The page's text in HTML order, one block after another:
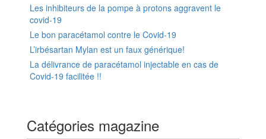
Les inhibiteurs de la pompe à protons aggravent le
covid-19
Le bon paracétamol contre le Covid-19
L’irbésartan Mylan est un faux générique!
La délivrance de paracétamol injectable en cas de
Covid-19 facilitée !!
Catégories magazine